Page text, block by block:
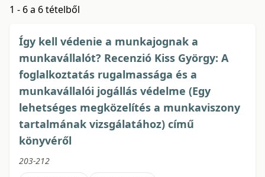
1 - 6 a 6 tételből
Így kell védenie a munkajognak a
munkavállalót? Recenzió Kiss György: A
foglalkoztatás rugalmassága és a
munkavállalói jogállás védelme (Egy
lehetséges megközelítés a munkaviszony
tartalmának vizsgálatához) című
könyvéről
203-212